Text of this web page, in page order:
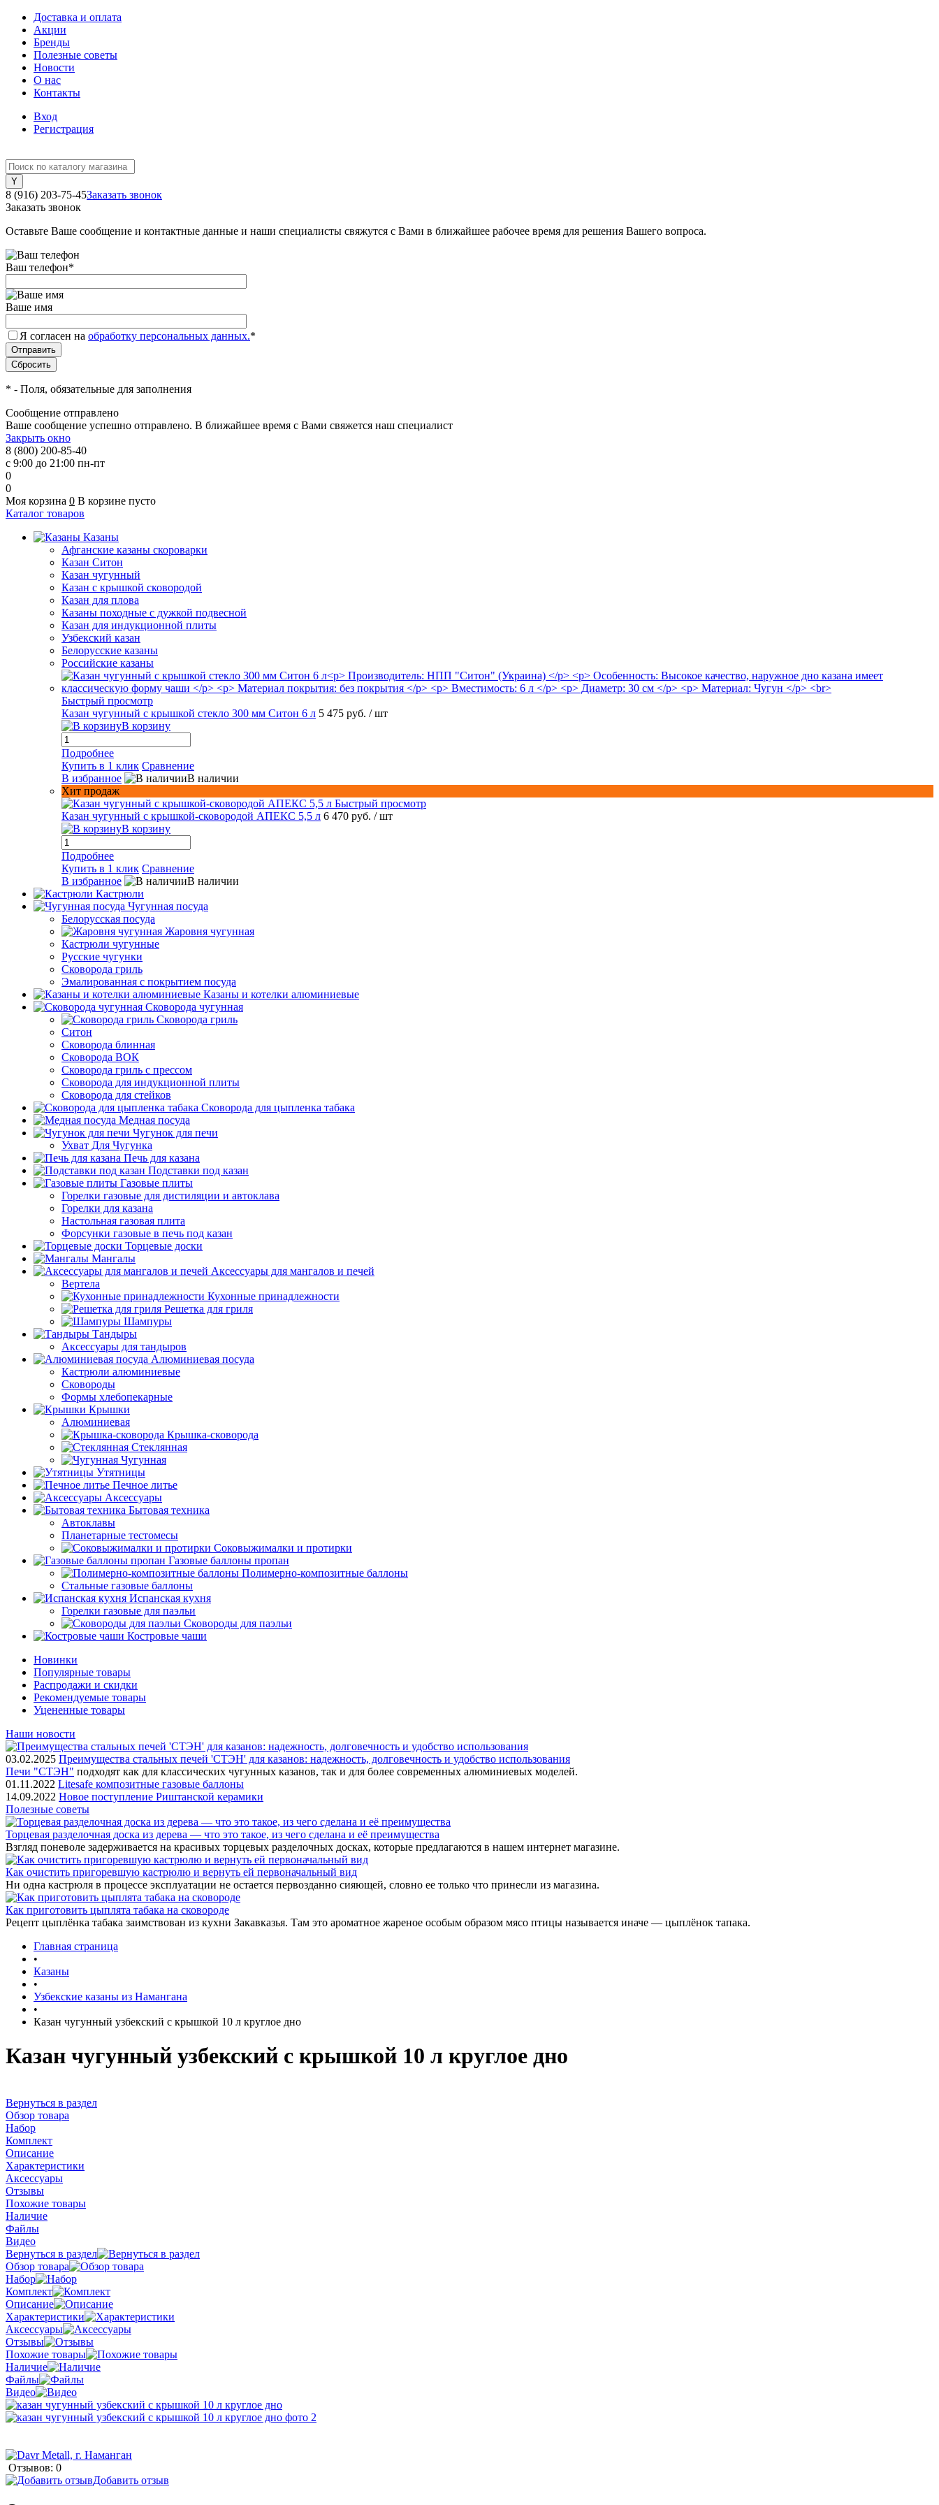
Доставка и оплата
Акции
Бренды
Полезные советы
Новости
О нас
Контакты
Вход
Регистрация
8 (916) 203-75-45Заказать звонок
Заказать звонок
Оставьте Ваше сообщение и контактные данные и наши специалисты свяжутся с Вами в ближайшее рабочее время для решения Вашего вопроса.
Ваш телефон*
Ваше имя
Я согласен на обработку персональных данных.*
* - Поля, обязательные для заполнения
Сообщение отправлено
Ваше сообщение успешно отправлено. В ближайшее время с Вами свяжется наш специалист
Закрыть окно
8 (800) 200-85-40
с 9:00 до 21:00 пн-пт
0
0
Моя корзина 0 В корзине пусто
Каталог товаров
Казаны
Афганские казаны скороварки
Казан Ситон
Казан чугунный
Казан с крышкой сковородой
Казан для плова
Казаны походные с дужкой подвесной
Казан для индукционной плиты
Узбекский казан
Белорусские казаны
Российские казаны
Быстрый просмотр
Казан чугунный с крышкой стекло 300 мм Ситон 6 л 5 475 руб. / шт
В корзину
Подробнее
Купить в 1 клик Сравнение
В избранное
В наличии
Хит продаж
Быстрый просмотр
Казан чугунный с крышкой-сковородой АПЕКС 5,5 л 6 470 руб. / шт
В корзину
Подробнее
Купить в 1 клик Сравнение
В избранное
В наличии
Кастрюли
Чугунная посуда
Белорусская посуда
Жаровня чугунная
Кастрюли чугунные
Русские чугунки
Сковорода гриль
Эмалированная с покрытием посуда
Казаны и котелки алюминиевые
Сковорода чугунная
Сковорода гриль
Ситон
Сковорода блинная
Сковорода ВОК
Сковорода гриль с прессом
Сковорода для индукционной плиты
Сковорода для стейков
Сковорода для цыпленка табака
Медная посуда
Чугунок для печи
Ухват Для Чугунка
Печь для казана
Подставки под казан
Газовые плиты
Горелки газовые для дистиляции и автоклава
Горелки для казана
Настольная газовая плита
Форсунки газовые в печь под казан
Торцевые доски
Мангалы
Аксессуары для мангалов и печей
Вертела
Кухонные принадлежности
Решетка для гриля
Шампуры
Тандыры
Аксессуары для тандыров
Алюминиевая посуда
Кастрюли алюминиевые
Сковороды
Формы хлебопекарные
Крышки
Алюминиевая
Крышка-сковорода
Стеклянная
Чугунная
Утятницы
Печное литье
Аксессуары
Бытовая техника
Автоклавы
Планетарные тестомесы
Соковыжималки и протирки
Газовые баллоны пропан
Полимерно-композитные баллоны
Стальные газовые баллоны
Испанская кухня
Горелки газовые для паэльи
Сковороды для паэльи
Костровые чаши
Новинки
Популярные товары
Распродажи и скидки
Рекомендуемые товары
Уцененные товары
Наши новости
03.02.2025 Преимущества стальных печей 'СТЭН' для казанов: надежность, долговечность и удобство использования
Печи "СТЭН" подходят как для классических чугунных казанов, так и для более современных алюминиевых моделей.
01.11.2022 Litesafe композитные газовые баллоны
14.09.2022 Новое поступление Риштанской керамики
Полезные советы
Торцевая разделочная доска из дерева — что это такое, из чего сделана и её преимущества
Взгляд поневоле задерживается на красивых торцевых разделочных досках, которые предлагаются в нашем интернет магазине.
Как очистить пригоревшую кастрюлю и вернуть ей первоначальный вид
Ни одна кастрюля в процессе эксплуатации не остается первозданно сияющей, словно ее только что принесли из магазина.
Как приготовить цыплята табака на сковороде
Рецепт цыплёнка табака заимствован из кухни Закавказья. Там это ароматное жареное особым образом мясо птицы называется иначе — цыплёнок тапака.
Главная страница
•
Казаны
•
Узбекские казаны из Намангана
•
Казан чугунный узбекский с крышкой 10 л круглое дно
Казан чугунный узбекский с крышкой 10 л круглое дно
Вернуться в раздел
Обзор товара
Набор
Комплект
Описание
Характеристики
Аксессуары
Отзывы
Похожие товары
Наличие
Файлы
Видео
Вернуться в раздел
Обзор товара
Набор
Комплект
Описание
Характеристики
Аксессуары
Отзывы
Похожие товары
Наличие
Файлы
Видео
Отзывов: 0
Добавить отзыв